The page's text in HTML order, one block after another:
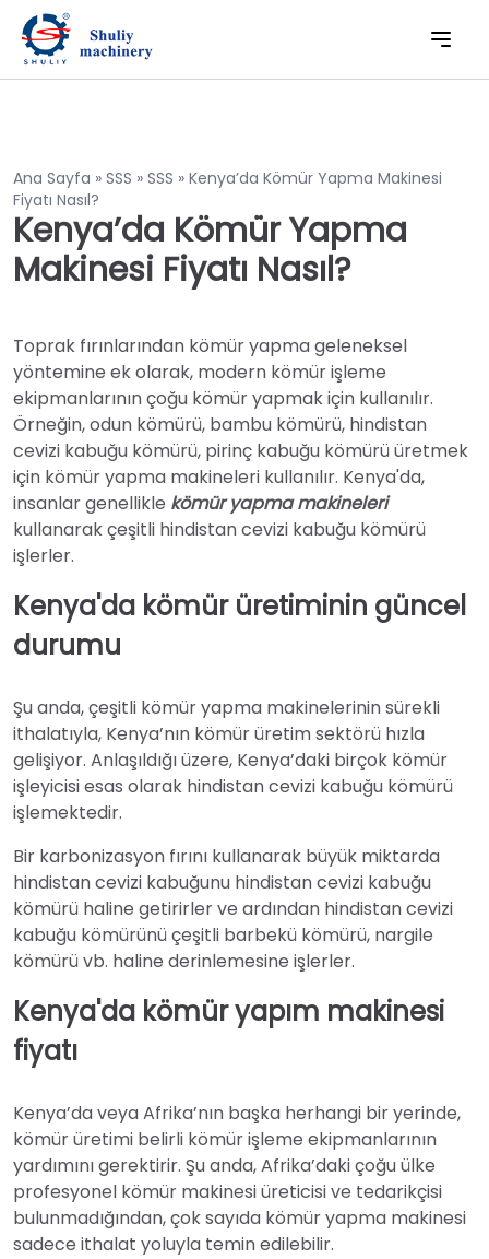
Ana Sayfa » SSS » SSS » Kenya’da Kömür Yapma Makinesi
Fiyatı Nasıl?
Kenya’da Kömür Yapma
Makinesi Fiyatı Nasıl?
Toprak fırınlarından kömür yapma geleneksel
yöntemine ek olarak, modern kömür işleme
ekipmanlarının çoğu kömür yapmak için kullanılır.
Örneğin, odun kömürü, bambu kömürü, hindistan
cevizi kabuğu kömürü, pirinç kabuğu kömürü üretmek
için kömür yapma makineleri kullanılır. Kenya'da,
insanlar genellikle kömür yapma makineleri
kullanarak çeşitli hindistan cevizi kabuğu kömürü
işlerler.
Kenya'da kömür üretiminin güncel
durumu
Şu anda, çeşitli kömür yapma makinelerinin sürekli
ithalatıyla, Kenya’nın kömür üretim sektörü hızla
gelişiyor. Anlaşıldığı üzere, Kenya’daki birçok kömür
işleyicisi esas olarak hindistan cevizi kabuğu kömürü
işlemektedir.
Bir karbonizasyon fırını kullanarak büyük miktarda
hindistan cevizi kabuğunu hindistan cevizi kabuğu
kömürü haline getirirler ve ardından hindistan cevizi
kabuğu kömürünü çeşitli barbekü kömürü, nargile
kömürü vb. haline derinlemesine işlerler.
Kenya'da kömür yapım makinesi
fiyatı
Kenya’da veya Afrika’nın başka herhangi bir yerinde,
kömür üretimi belirli kömür işleme ekipmanlarının
yardımını gerektirir. Şu anda, Afrika’daki çoğu ülke
profesyonel kömür makinesi üreticisi ve tedarikçisi
bulunmadığından, çok sayıda kömür yapma makinesi
sadece ithalat yoluyla temin edilebilir.